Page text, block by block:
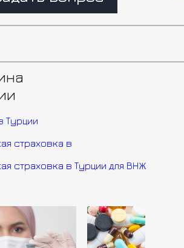
Турции
страховка в
страховка в Турции для ВНЖ